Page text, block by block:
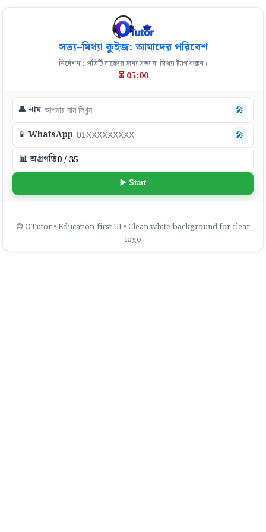
সত্য–মিথ্যা কুইজ: আমাদের পরিবেশ
নির্দেশনা: প্রতিটি বাক্যের জন্য সত্য বা মিথ্যা ট্যাপ করুন।
⏳ 05:00
👤 নাম 🎤
📱 WhatsApp 🎤
📊 অগ্রগতি0 / 35
▶️ Start
© OTutor • Education-first UI • Clean white background for clear
logo